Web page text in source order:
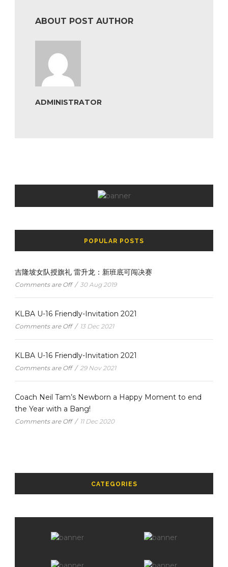
ABOUT POST AUTHOR
ADMINISTRATOR
POPULAR POSTS
吉隆坡女队授旗礼 雷升龙：新班底可闯决赛
Comments are Off / 30 Aug 2019
KLBA U-16 Friendly-Invitation 2021
Comments are Off / 13 Dec 2021
KLBA U-16 Friendly-Invitation 2021
Comments are Off / 29 Nov 2021
Coach Neil Tam’s Newborn a Happy Moment to end
the Year with a Bang!
Comments are Off / 11 Dec 2020
CATEGORIES